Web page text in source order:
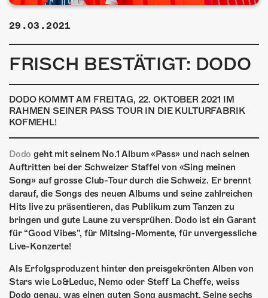
INFOS
ÜBER UNS
SHOP
MITMACHEN
29.03.2021
FRISCH BESTÄTIGT: DODO
DODO KOMMT AM FREITAG, 22. OKTOBER 2021 IM
RAHMEN SEINER PASS TOUR IN DIE KULTURFABRIK
KOFMEHL!
Dodo geht mit seinem No.1 Album «Pass» und nach seinen
Auftritten bei der Schweizer Staffel von «Sing meinen
Song» auf grosse Club-Tour durch die Schweiz. Er brennt
darauf, die Songs des neuen Albums und seine zahlreichen
Hits live zu präsentieren, das Publikum zum Tanzen zu
bringen und gute Laune zu versprühen. Dodo ist ein Garant
für “Good Vibes”, für Mitsing-Momente, für unvergessliche
Live-Konzerte!
Als Erfolgsproduzent hinter den preisgekrönten Alben von
Stars wie Lo&Leduc, Nemo oder Steff La Cheffe, weiss
Dodo genau, was einen guten Song ausmacht. Seine sechs